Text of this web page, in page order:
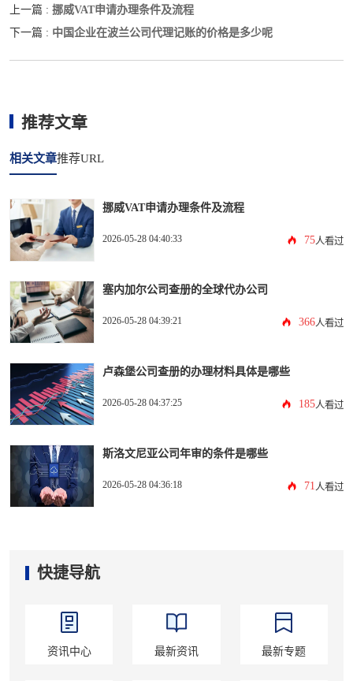
上一篇 : 挪威VAT申请办理条件及流程
下一篇 : 中国企业在波兰公司代理记账的价格是多少呢
推荐文章
相关文章推荐URL
挪威VAT申请办理条件及流程
2026-05-28 04:40:33 75人看过
塞内加尔公司查册的全球代办公司
2026-05-28 04:39:21 366人看过
卢森堡公司查册的办理材料具体是哪些
2026-05-28 04:37:25 185人看过
斯洛文尼亚公司年审的条件是哪些
2026-05-28 04:36:18 71 人看过
快捷导航
资讯中心 最新资讯 最新专题